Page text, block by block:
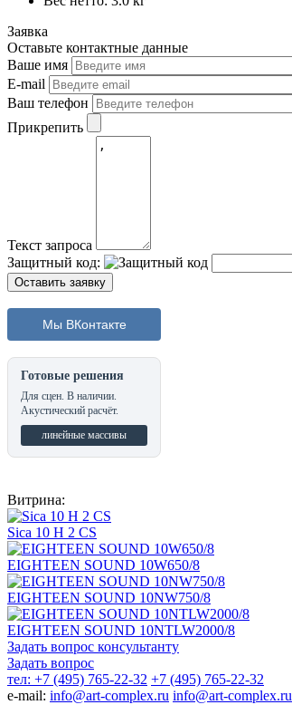
Заявка
Оставьте контактные данные
Ваше имя
E-mail
Ваш телефон
Прикрепить
Текст запроса
Защитный код:
Мы ВКонтакте
Готовые решения
Для сцен. В наличии.
Акустический расчёт.
линейные массивы
Витрина:
Sica 10 H 2 CS
EIGHTEEN SOUND 10W650/8
EIGHTEEN SOUND 10NW750/8
EIGHTEEN SOUND 10NTLW2000/8
Задать вопрос консультанту
Задать вопрос
тел: +7 (495) 765-22-32 +7 (495) 765-22-32
e-mail: info@art-complex.ru info@art-complex.ru